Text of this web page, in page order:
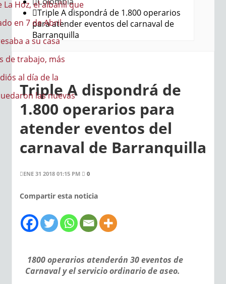
Hoz, el albañil que
en 7 de Abril
a su casa
trabajo, más
al día de la
las nuevas
Triple A dispondrá de 1.800 operarios
para atender eventos del carnaval de
Barranquilla
Triple A dispondrá de
1.800 operarios para
atender eventos del
carnaval de Barranquilla
ENE 31 2018 01:15 PM 0
Compartir esta noticia
1800 operarios atenderán 30 eventos de
Carnaval y el servicio ordinario de aseo.